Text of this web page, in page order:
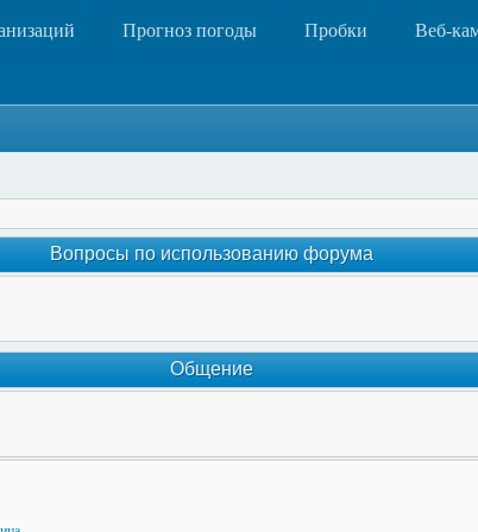
Прогноз погоды Пробки Веб-
Вопросы по использованию форума
Общение